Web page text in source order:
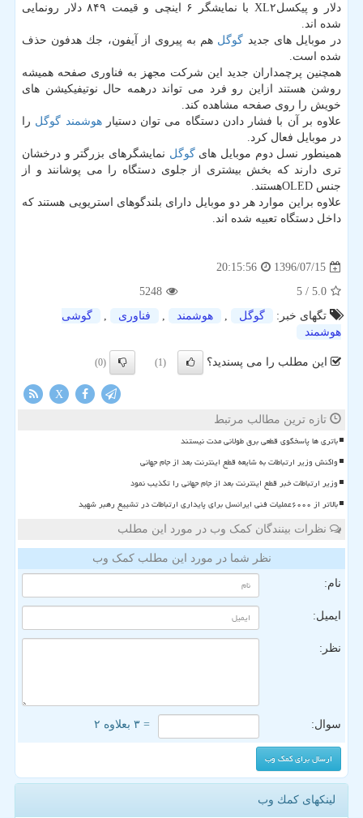
دلار و پیكسلXL۲ با نمایشگر ۶ اینچی و قیمت ۸۴۹ دلار رونمایی
شده اند.
در موبایل های جدید گوگل هم به پیروی از آیفون، جك هدفون حذف
شده است.
همچنین پرچمداران جدید این شركت مجهز به فناوری صفحه همیشه
روشن هستند ازاین رو فرد می تواند درهمه حال نوتیفیكیشن های
خویش را روی صفحه مشاهده كند.
علاوه بر آن با فشار دادن دستگاه می توان دستیارهوشمند گوگل را
در موبایل فعال كرد.
همینطور نسل دوم موبایل هایگوگل نمایشگرهای بزرگتر و درخشان
تری دارند كه بخش بیشتری از جلوی دستگاه را می پوشانند و از
جنس OLEDهستند.
علاوه براین موارد هر دو موبایل دارای بلندگوهای استریویی هستند كه
داخل دستگاه تعبیه شده اند.
1396/07/15
20:15:56
5.0
/ 5
5248
تگهای خبر:
گوگل , هوشمند , فناوری ,
گوشی
هوشمند
این مطلب را می پسندید؟ (1)
(0)
X
تازه ترین مطالب مرتبط
باتری ها پاسخگوی قطعی برق طولانی مدت نیستند
واکنش وزیر ارتباطات به شایعه قطع اینترنت بعد از جام جهانی
وزیر ارتباطات خبر قطع اینترنت بعد از جام جهانی را تکذیب نمود
بالاتر از ۶۰۰۰عملیات فنی ایرانسل برای پایداری ارتباطات در تشییع رهبر شهید
نظرات بینندگان کمک وب در مورد این مطلب
نظر شما در مورد این مطلب کمک وب
نام:
ایمیل:
نظر:
سوال: = ۳ بعلاوه ۲
لینکهای كمك وب